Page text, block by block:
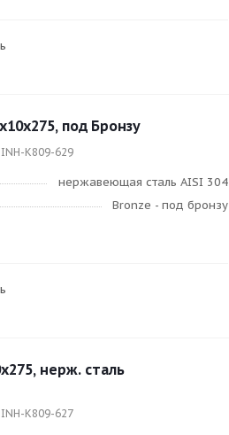
под Бронзу
INH-K809-629
нержавеющая сталь AISI 304
Bronze - под бронзу
нерж. сталь
INH-K809-627